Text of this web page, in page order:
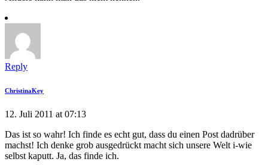
Reply
ChristinaKey
12. Juli 2011 at 07:13
Das ist so wahr! Ich finde es echt gut, dass du einen Post dadrüber
machst! Ich denke grob ausgedrückt macht sich unsere Welt i-wie
selbst kaputt. Ja, das finde ich.